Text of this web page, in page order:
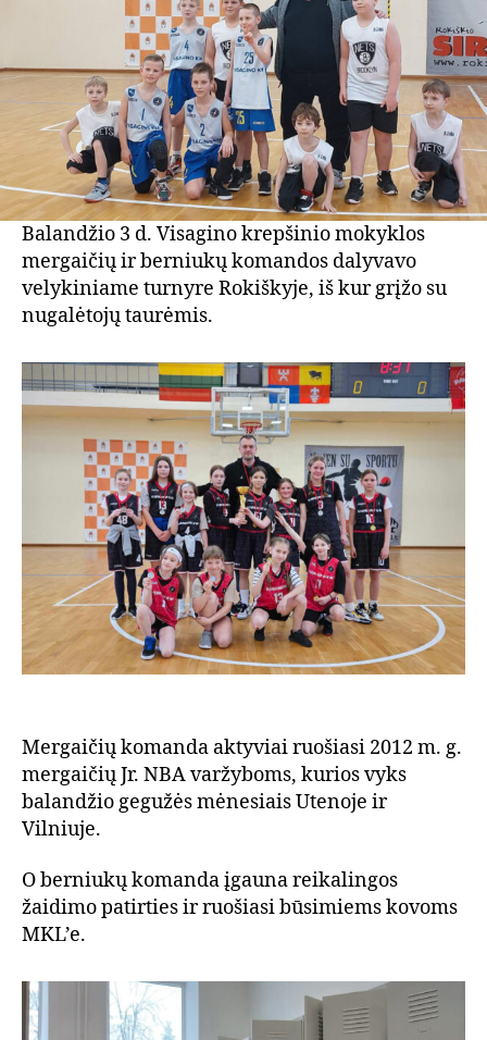
Balandžio 3 d. Visagino krepšinio mokyklos
mergaičių ir berniukų komandos dalyvavo
velykiniame turnyre Rokiškyje, iš kur grįžo su
nugalėtojų taurėmis.
Mergaičių komanda aktyviai ruošiasi 2012 m. g.
mergaičių Jr. NBA varžyboms, kurios vyks
balandžio gegužės mėnesiais Utenoje ir
Vilniuje.
O berniukų komanda įgauna reikalingos
žaidimo patirties ir ruošiasi būsimiems kovoms
MKL’e.